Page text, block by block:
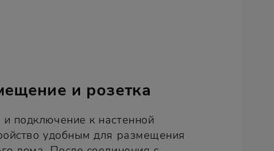
и розетка
подключение к настенной
удобным для размещения